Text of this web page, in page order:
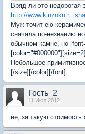
Вряд ли это недорогая
http://
Муж точит ею
сначала по-незнанию
обычном камне, но
Небольшое
[/size][/color][/font]
Гость_2
11 Июл 2012
не, за такую стоимость